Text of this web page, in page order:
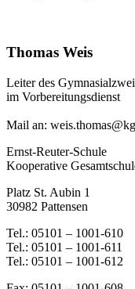
Thomas Weis
Leiter des
im Vorbereitungsdienst
Mail an:
Ernst-Reuter-Schule
Kooperative
Platz St. Aubin 1
30982 Pattensen
Tel.: 05101 – 1001-610
Tel.: 05101 – 1001-611
Tel.: 05101 – 1001-612